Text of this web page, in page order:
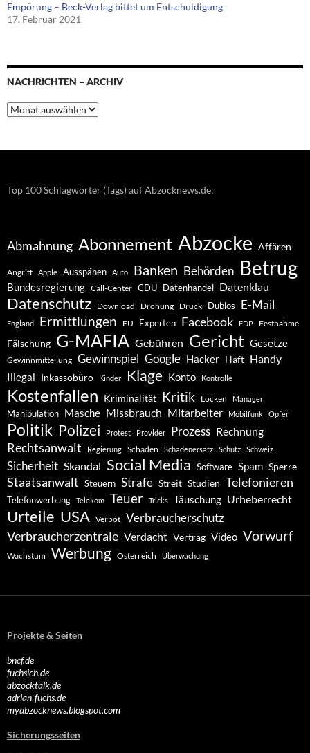
Empörung – Beck-Verlag bittet um Entschuldigung
17. Februar 2021
NACHRICHTEN – ARCHIV
Nachrichten
–
Top 100 Schlagwörter (Tags) auf Abzocknews.de:
Abmahnung Abonnement Abzocke Affären
Angriff Apple Ausspähen Auto Banken Behörden Betrug
Bundesregierung Call-Center CDU Datenhandel Datenklau
Datenschutz Download Drohung Druck Dubios E-Mail
England Ermittlungen EU Experten Facebook FDP Festnahme
Fälschung G-MAFIA Gebühren Gericht Gesetze
Gewinnmitteilung Gewinnspiel Google Hacker Haft Handy
Illegal Inkassobüro Kinder Klage Konto Kontrolle
Kostenfallen Kriminalität Kritik Locken Manager
Manipulation Masche Missbrauch Mitarbeiter Mobilfunk Opfer
Politik Polizei Protest Provider Prozess Rechnung
Rechtsanwalt Regierung Schaden Schadenersatz Schutz Schweiz
Sicherheit Skandal Social Media Software Spam Sperre
Staatsanwalt Steuern Strafe Streit Studien Telefonieren
Telefonwerbung Telekom Teuer Tricks Täuschung Urheberrecht
Urteile USA Verbot Verbraucherschutz
Verbraucherzentrale Verdacht Vertrag Video Vorwurf
Wachstum Werbung Österreich Überwachung
Projekte & Seiten
bncf.de
fuchsich.de
abzocktalk.de
adrian-fuchs.de
myabzocknews.blogspot.com
Sicherungsseiten